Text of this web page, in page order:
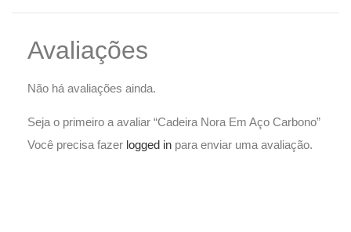
Avaliações
Não há avaliações ainda.
Seja o primeiro a avaliar “Cadeira Nora Em Aço Carbono”
Você precisa fazer logged in para enviar uma avaliação.